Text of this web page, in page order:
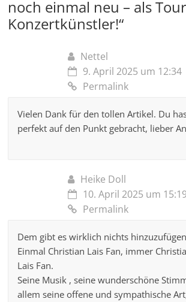
noch einmal neu – als
Konzertkünstler!“
Nettel
9. April 2025 um 12:34
Permalink
Vielen Dank für den tollen Artikel. Du
perfekt auf den Punkt gebracht, lieber
Heike Doll
10. April 2025 um
Permalink
Dem gibt es wirklich nichts
Einmal Christian Lais Fan, immer
Lais Fan.
Seine Musik , seine wunderschöne
allem seine offene und sympathische